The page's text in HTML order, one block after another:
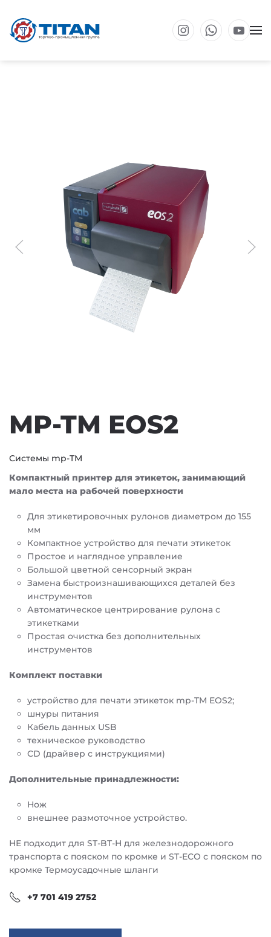
Перейти к основному содержанию
MP-TM EOS2
Системы mp-TM
Компактный принтер для этикеток, занимающий
мало места на рабочей поверхности
Для этикетировочных рулонов диаметром до 155
мм
Компактное устройство для печати этикеток
Простое и наглядное управление
Большой цветной сенсорный экран
Замена быстроизнашивающихся деталей без
инструментов
Автоматическое центрирование рулона с
этикетками
Простая очистка без дополнительных
инструментов
Комплект поставки
устройство для печати этикеток mp-TM EOS2;
шнуры питания
Кабель данных USB
техническое руководство
CD (драйвер с инструкциями)
Дополнительные принадлежности:
Нож
внешнее размоточное устройство.
НЕ подходит для ST-BT-H для железнодорожного
транспорта с пояском по кромке и ST-ECO с пояском по
кромке Термоусадочные шланги
+7 701 419 2752